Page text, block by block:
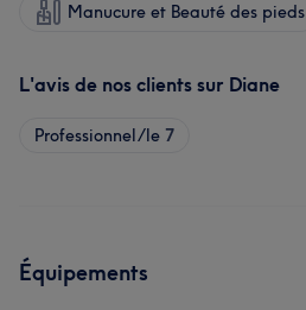
Manucure et Beauté des pieds
L'avis de nos clients sur Diane
Professionnel/le 7
Équipements